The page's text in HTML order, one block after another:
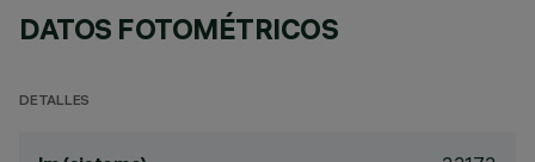
DATOS FOTOMÉTRICOS
DETALLES